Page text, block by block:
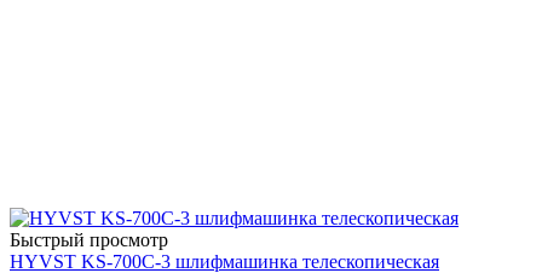
Быстрый просмотр
HYVST KS-700C-3 шлифмашинка телескопическая